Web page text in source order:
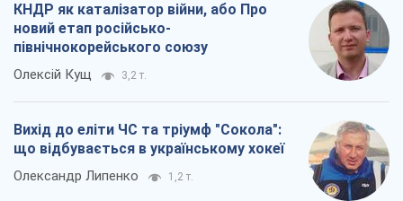
КНДР як каталізатор війни, або Про
новий етап російсько-
північнокорейського союзу
Олексій Кущ 3,2 т.
Вихід до еліти ЧС та тріумф "Сокола":
що відбувається в українському хокеї
Олександр Липенко 1,2 т.